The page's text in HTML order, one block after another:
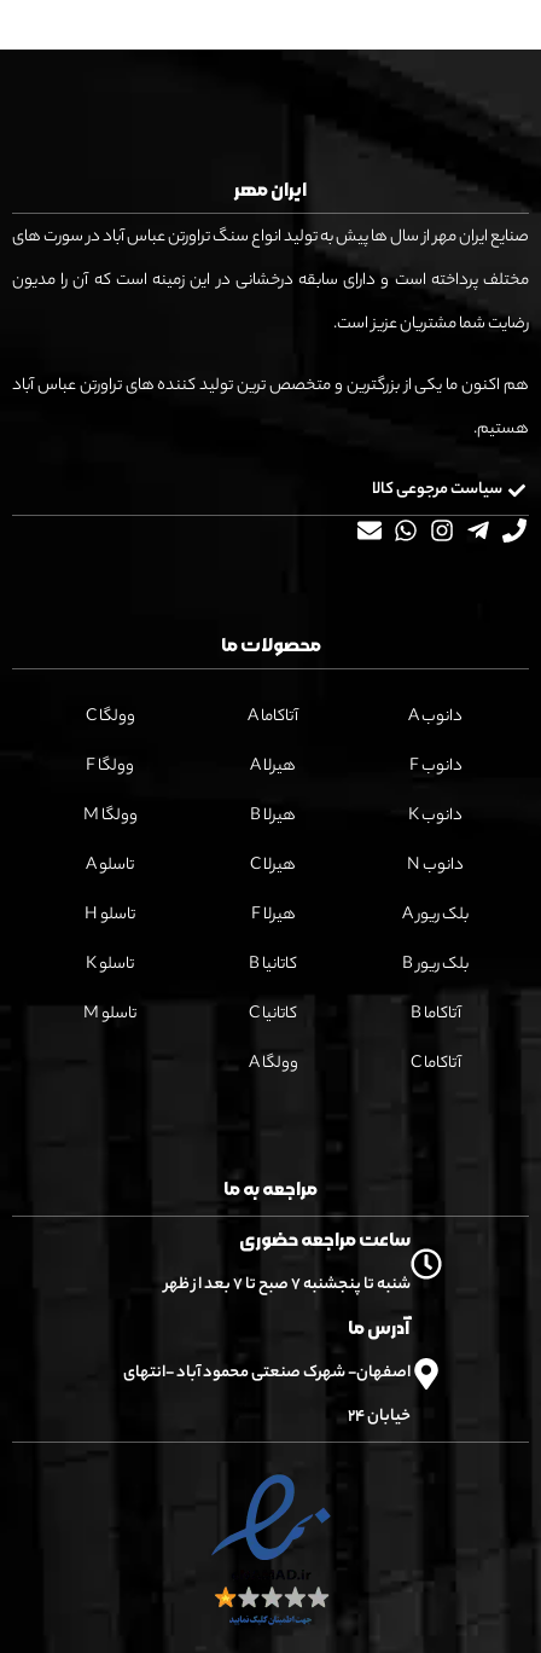
ایران مهر
صنایع ایران مهر از سال ها پیش به تولید انواع سنگ تراورتن عباس آباد در سورت های
مختلف پرداخته است و دارای سابقه درخشانی در این زمینه است که آن را مدیون
رضایت شما مشتریان عزیز است.
هم اکنون ما یکی از بزرگترین و متخصص ترین تولید کننده های تراورتن عباس آباد
هستیم.
سیاست مرجوعی کالا
محصولات ما
دانوب A
دانوب F
دانوب K
دانوب N
بلک ریور A
بلک ریور B
آتاکاما B
آتاکاما C
آتاکاما A
هیرلا A
هیرلا B
هیرلا C
هیرلا F
کاتانیا B
کاتانیا C
وولگا A
وولگا C
وولگا F
وولگا M
تاسلو A
تاسلو H
تاسلو K
تاسلو M
مراجعه به ما
ساعت مراجعه حضوری
شنبه تا پنجشنبه ۷ صبح تا ۷ بعد از ظهر
آدرس ما
اصفهان- شهرک صنعتی محمود آباد -انتهای
خیابان ۲۴